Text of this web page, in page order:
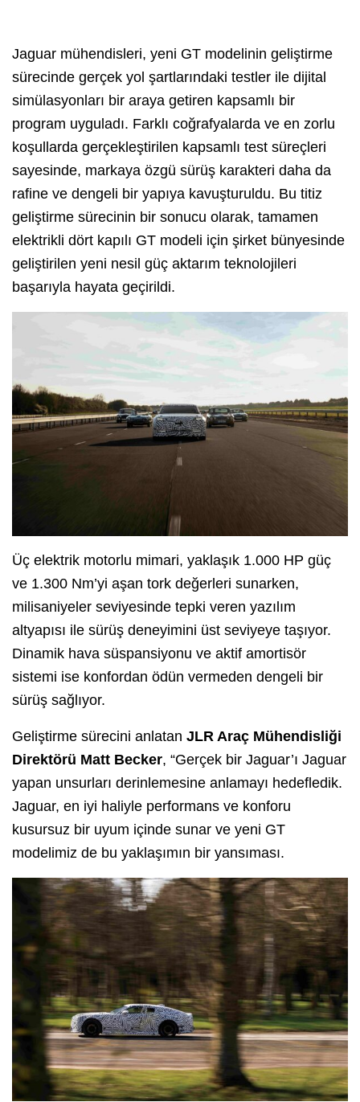
Jaguar mühendisleri, yeni GT modelinin geliştirme
sürecinde gerçek yol şartlarındaki testler ile dijital
simülasyonları bir araya getiren kapsamlı bir
program uyguladı. Farklı coğrafyalarda ve en zorlu
koşullarda gerçekleştirilen kapsamlı test süreçleri
sayesinde, markaya özgü sürüş karakteri daha da
rafine ve dengeli bir yapıya kavuşturuldu. Bu titiz
geliştirme sürecinin bir sonucu olarak, tamamen
elektrikli dört kapılı GT modeli için şirket bünyesinde
geliştirilen yeni nesil güç aktarım teknolojileri
başarıyla hayata geçirildi.
Üç elektrik motorlu mimari, yaklaşık 1.000 HP güç
ve 1.300 Nm’yi aşan tork değerleri sunarken,
milisaniyeler seviyesinde tepki veren yazılım
altyapısı ile sürüş deneyimini üst seviyeye taşıyor.
Dinamik hava süspansiyonu ve aktif amortisör
sistemi ise konfordan ödün vermeden dengeli bir
sürüş sağlıyor.
Geliştirme sürecini anlatan JLR Araç Mühendisliği
Direktörü Matt Becker, “Gerçek bir Jaguar’ı Jaguar
yapan unsurları derinlemesine anlamayı hedefledik.
Jaguar, en iyi haliyle performans ve konforu
kusursuz bir uyum içinde sunar ve yeni GT
modelimiz de bu yaklaşımın bir yansıması.